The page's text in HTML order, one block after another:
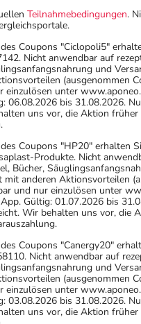
Teilnahmebedingungen.
Coupons "Ciclopoli5"
Nicht anwendbar auf
und
(ausgenommen
einzulösen unter
06.08.2026 bis 31.08.2026.
uns vor, die Aktion früher
Coupons "HP20" erhalten
Produkte. Nicht
Bücher,
mit anderen Aktionsvorteilen
und nur einzulösen unter
Gültig: 01.07.2026 bis
Wir behalten uns vor, die
Coupons "Canergy20"
Nicht anwendbar auf
und
(ausgenommen
einzulösen unter
03.08.2026 bis 31.08.2026.
uns vor, die Aktion früher